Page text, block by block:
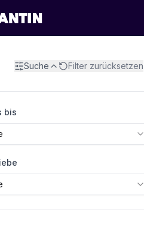
Suche Filter zurücksetzen
bis